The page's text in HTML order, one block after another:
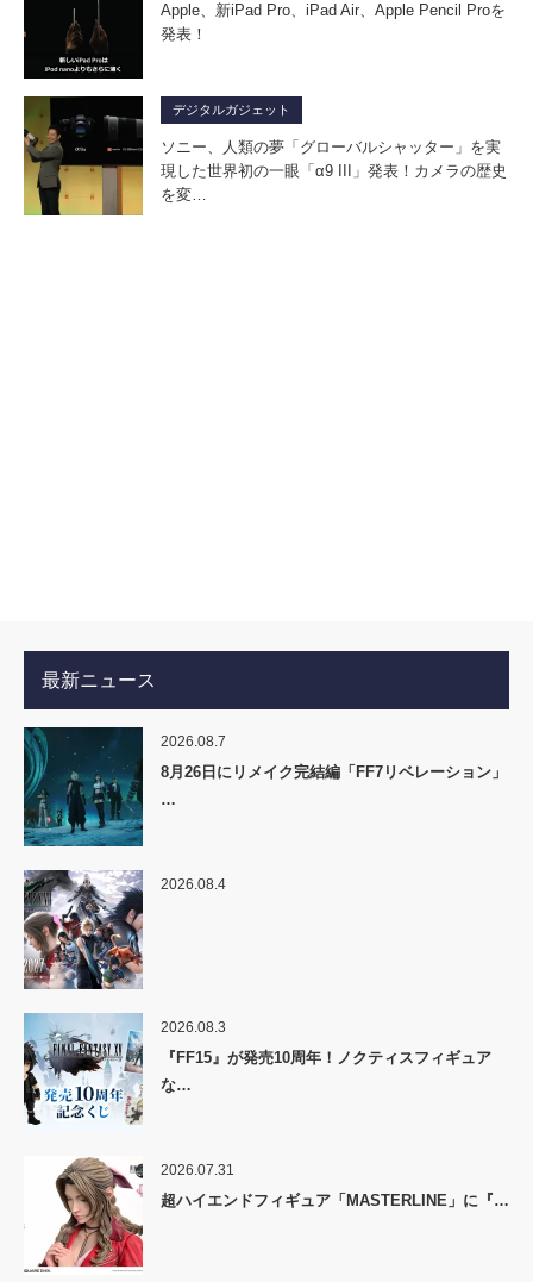
Apple、新iPad Pro、iPad Air、Apple Pencil Proを
発表！
デジタルガジェット
ソニー、人類の夢「グローバルシャッター」を実
現した世界初の一眼「α9 III」発表！カメラの歴史
を変…
最新ニュース
2026.08.7
8月26日にリメイク完結編「FF7リベレーション」
…
2026.08.4
2026.08.3
『FF15』が発売10周年！ノクティスフィギュア
な…
2026.07.31
超ハイエンドフィギュア「MASTERLINE」に『…